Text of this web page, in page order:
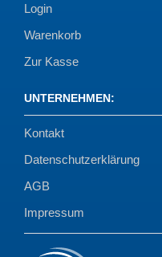
Login
Warenkorb
Zur Kasse
UNTERNEHMEN:
Kontakt
Datenschutzerklärung
AGB
Impressum